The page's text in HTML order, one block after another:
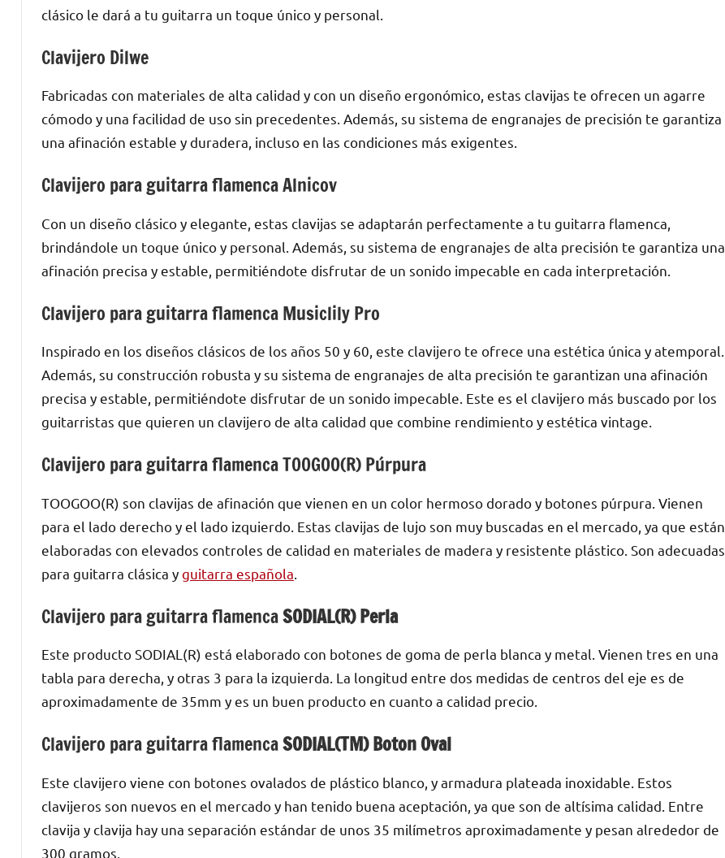
clásico le dará a tu guitarra un toque único y personal.
Clavijero Dilwe
Fabricadas con materiales de alta calidad y con un diseño ergonómico, estas clavijas te ofrecen un agarre
cómodo y una facilidad de uso sin precedentes. Además, su sistema de engranajes de precisión te garantiza
una afinación estable y duradera, incluso en las condiciones más exigentes.
Clavijero para guitarra flamenca Alnicov
Con un diseño clásico y elegante, estas clavijas se adaptarán perfectamente a tu guitarra flamenca,
brindándole un toque único y personal. Además, su sistema de engranajes de alta precisión te garantiza una
afinación precisa y estable, permitiéndote disfrutar de un sonido impecable en cada interpretación.
Clavijero para guitarra flamenca Musiclily Pro
Inspirado en los diseños clásicos de los años 50 y 60, este clavijero te ofrece una estética única y atemporal.
Además, su construcción robusta y su sistema de engranajes de alta precisión te garantizan una afinación
precisa y estable, permitiéndote disfrutar de un sonido impecable. Este es el clavijero más buscado por los
guitarristas que quieren un clavijero de alta calidad que combine rendimiento y estética vintage.
Clavijero para guitarra flamenca TOOGOO(R) Púrpura
TOOGOO(R) son clavijas de afinación que vienen en un color hermoso dorado y botones púrpura. Vienen
para el lado derecho y el lado izquierdo. Estas clavijas de lujo son muy buscadas en el mercado, ya que están
elaboradas con elevados controles de calidad en materiales de madera y resistente plástico. Son adecuadas
para guitarra clásica yguitarra española
Clavijero para guitarra flamencaSODIAL(R) Perla
Este producto SODIAL(R) está elaborado con botones de goma de perla blanca y metal. Vienen tres en una
tabla para derecha, y otras 3 para la izquierda. La longitud entre dos medidas de centros del eje es de
aproximadamente de 35mm y es un buen producto en cuanto a calidad precio.
Clavijero para guitarra flamencaSODIAL(TM) Boton Oval
Este clavijero viene con botones ovalados de plástico blanco, y armadura plateada inoxidable. Estos
clavijeros son nuevos en el mercado y han tenido buena aceptación, ya que son de altísima calidad. Entre
clavija y clavija hay una separación estándar de unos 35 milímetros aproximadamente y pesan alrededor de
300 gramos.